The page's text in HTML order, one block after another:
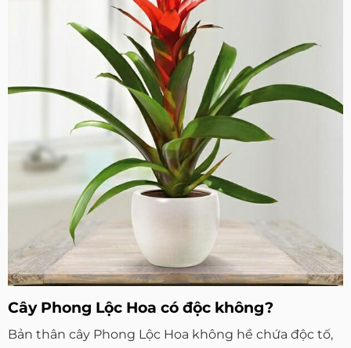
Cây Phong Lộc Hoa có độc không?
Bản thân cây Phong Lộc Hoa không hề chứa độc tố,